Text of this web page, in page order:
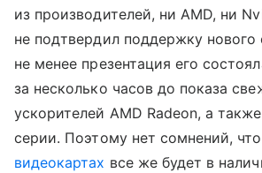
из производителей, ни AMD, ни
не подтвердил поддержку нового
не менее презентация его
за несколько часов до показа
ускорителей AMD Radeon, а
серии. Поэтому нет сомнений,
видеокартах все же будет в